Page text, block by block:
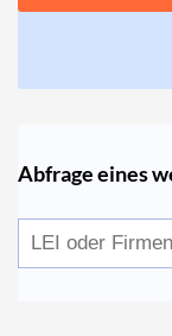
Abfrage eines